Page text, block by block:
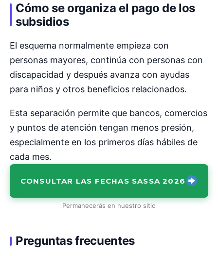
Cómo se organiza el pago de los
subsidios
El esquema normalmente empieza con
personas mayores, continúa con personas con
discapacidad y después avanza con ayudas
para niños y otros beneficios relacionados.
Esta separación permite que bancos, comercios
y puntos de atención tengan menos presión,
especialmente en los primeros días hábiles de
cada mes.
CONSULTAR LAS FECHAS SASSA 2026
Permanecerás en nuestro sitio
Preguntas frecuentes